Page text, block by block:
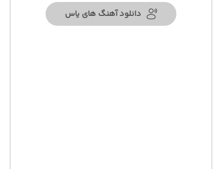
دانلود آهنگ های یاس